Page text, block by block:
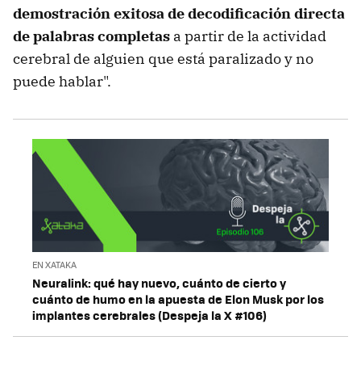
demostración exitosa de decodificación directa
de palabras completas a partir de la actividad
cerebral de alguien que está paralizado y no
puede hablar".
EN XATAKA
Neuralink: qué hay nuevo, cuánto de cierto y
cuánto de humo en la apuesta de Elon Musk por los
implantes cerebrales (Despeja la X #106)